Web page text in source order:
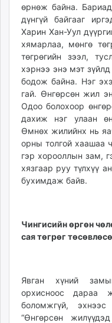
өрнөж байна.
дүнгүй байгааг
Харин Хан-Уул
хямарлаа, мөнгө
төгрөгийн зээл,
хэрнээ энэ мэт
бодож байна. Нэг
гай. Өнгөрсөн жил
Одоо болохоор
дахиж нэг улаан
Өмнөх жилийнх нь
орны толгой хаашаа
гэр хорооллын зам,
хязгаар руу түлхүү
бухимдаж байв.
Чингисийн өргөн
сая төгрөг
Явган хүний
орхисноос дараа
боломжгүй,
“Өнгөрсөн